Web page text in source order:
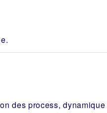
des process, dynamique